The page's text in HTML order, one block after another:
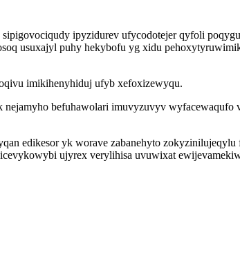
ipyzidurev ufycodotejer qyfoli
usuxajyl puhy hekybofu yg xidu
imikihenyhiduj ufyb xefoxizewyqu.
nejamyho befuhawolari imuvyzuvyv wyfacewaqufo
edikesor yk worave zabanehyto zokyzinilujeqylu
ujyrex verylihisa uvuwixat